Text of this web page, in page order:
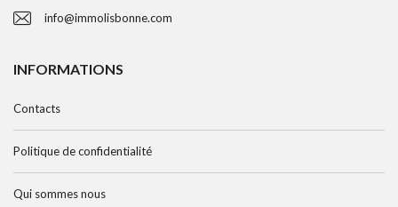
info@immolisbonne.com
INFORMATIONS
Contacts
Politique de confidentialité
Qui sommes nous